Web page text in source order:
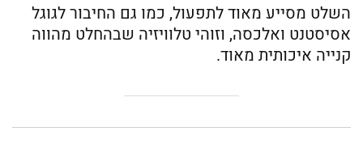
השלט מסייע מאוד לתפעול, כמו גם החיבור לגוגל
אסיסטנט ואלכסה, וזוהי טלוויזיה שבהחלט מהווה
קנייה איכותית מאוד.